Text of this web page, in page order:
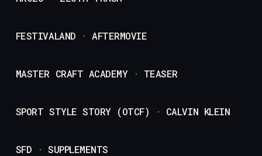
FESTIVALAND · AFTERMOVIE
MASTER CRAFT ACADEMY · TEASER
SPORT STYLE STORY (OTCF) · CALVIN KLEIN
SFD · SUPPLEMENTS